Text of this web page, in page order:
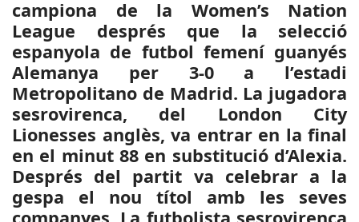
campiona de la Women’s Nation
League després que la selecció
espanyola de futbol femení guanyés
Alemanya per 3-0 a l’estadi
Metropolitano de Madrid. La jugadora
sesrovirenca, del London City
Lionesses anglès, va entrar en la final
en el minut 88 en substitució d’Alexia.
Després del partit va celebrar a la
gespa el nou títol amb les seves